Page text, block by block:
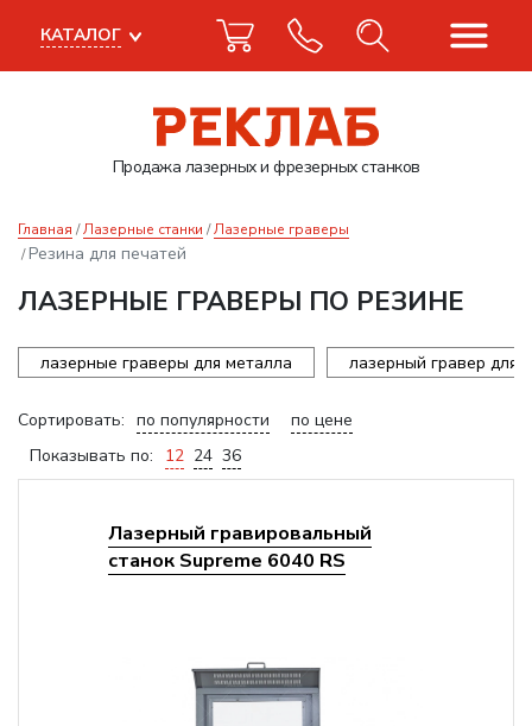
Продажа лазерныхи фрезерных станков
КАТАЛОГ
Главная Лазерные станки Лазерные граверы
Резина для печатей
ЛАЗЕРНЫЕ ГРАВЕРЫ ПО РЕЗИНЕ
лазерные граверы для металла лазерный гравер для
Сортировать: по популярности
по цене
Показывать по:
12 24 36
Лазерный гравировальный
станок Supreme 6040 RS